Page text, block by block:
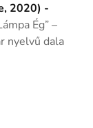
2020) -
Ég” –
nyelvű dala